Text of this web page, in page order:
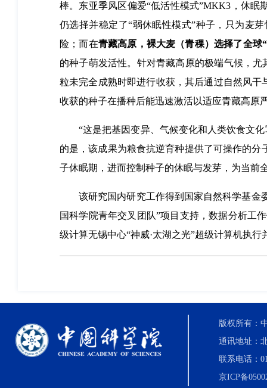
棒。东亚季风区偏爱“低活性模式”MKK3，休
仍选择并稳定了“弱休眠性模式”种子，只为麦
险；而在青藏高原，裸大麦（青稞）选择了全球
的种子萌发活性。针对青藏高原的极端气候，
粒未完全成熟时即进行收获，其后通过自然风
收获的种子在播种后能迅速激活以适应青藏高原
“这是把基因变异、气候变化和人类饮食文化
的是，该成果为粮食抗逆育种提供了可操作的分
子休眠期，进而控制种子的休眠与发芽，为当前
该研究国内研究工作得到国家自然科学基金委
国科学院青年交叉团队”项目支持，数据分析工
级计算无锡中心“神威·太湖之光”超级计算机执行
版权所有：
通讯地址：
联系电话：
京ICP备